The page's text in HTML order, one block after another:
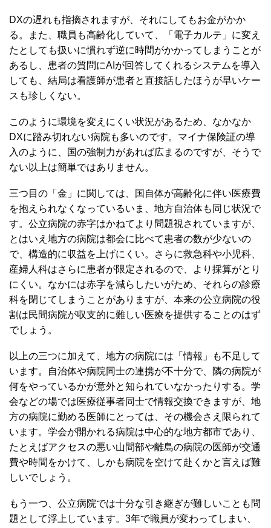
DXの遅れも指摘されますが、それにしてもお金がかか
る。また、職員も高齢化していて、「電子カルテ」に変え
たとしても扱いに慣れず逆に時間がかかってしまうことが
あるし、患者の質問にAIが回答してくれるシステムを導入
しても、結局は看護師が患者と直接話したほうが早いケー
スも珍しくない。
このように環境を変えにくい状況があるため、なかなか
DXに踏み切れない病院も多いのです。マイナ保険証の導
入のように、国の強制力があれば広まるのですが、そうで
ない以上は簡単ではありません。
三つ目の「金」に関しては、国自体が高齢化に伴い医療費
を抱えられなくなっているいま、地方自治体も同じ状況で
す。公立病院の赤字はかねてより問題視されていますが、
とはいえ地方の病院は都会に比べて患者の数が少ないの
で、構造的に収益を上げにくい。さらに救急科や小児科、
産婦人科はさらに患者が限定されるので、より採算がとり
にくい。なかには赤字を減らしたいがため、それらの診療
科を閉じてしまうことがありますが、本来の公立病院の役
割は民間病院が収支的に難しい医療を提供することのはず
でしょう。
以上の三つに加えて、地方の病院には「情報」も不足して
います。自治体や病院同士の連携が不十分で、隣の病院が
何をやっているかが意外と知られていなかったりする。学
会などの場では医療従事者同士で情報交換できますが、地
方の病院に勤める医師にとっては、その機会さえ限られて
います。学会が開かれる病院は中心的な地方都市であり、
たとえばアクセスの悪い山間部や離島の病院の医師が交通
費や時間をかけて、しかも病院を空けて赴くかと言えば難
しいでしょう。
もう一つ、公立病院では十分な引き継ぎが難しいことも問
題として浮上しています。3年で職員が変わってしまい、